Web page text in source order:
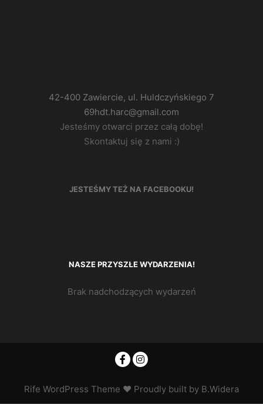
42-400 Zawiercie, ul. Huldczyńskiego 7
69hdt.harc@gmail.com
Jesteśmy otwarci przez całą dobę!
Skontaktuj się z nami :)
JESTEŚMY TEŻ NA FACEBOOKU!
NASZE PRZYSZŁE WYDARZENIA!
Brak nadchodzących wydarzeń
Rife WordPress Theme ♥ Proudly built by B.Widera